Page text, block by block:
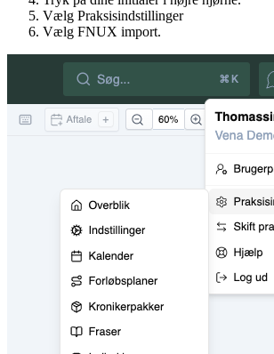
Vælg Praksisindstillinger
Vælg FNUX import.